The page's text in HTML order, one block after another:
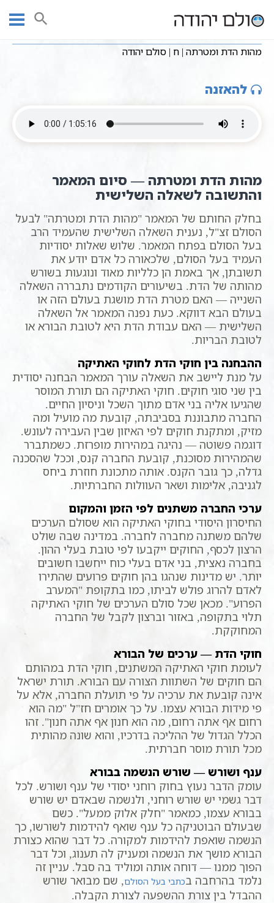
עמוד ראשי שיעורי וידאו
מהות הדת ומטרתה
מהות הדת ומטרתה | ח | סולם יהודה
מהות הדת ומטרתה | ח | סולם יהודה
להאזנה
מהות הדת ומטרתה — סיום המאמר
והתשובה לשאלה השלישית
בחלק החותם של המאמר "מהות הדת ומטרתה" לבעל
הסולם זצ"ל, נענית השאלה השלישית שהעמיד הרב
בעל הסולם בפתח המאמר. שלוש שאלות יסודיות
העמיד בעל הסולם, שלכאורה כל אדם יודע את
תשובתן, אך באמת הן כלליות מאוד ונוגעות בשורש
מהותה של הדת. בשיעורים הקודמים נתבררה השאלה
השנייה — האם מטרת הדת מושגת בעולם הזה או
בעולם הבא דווקא. כעת נפנה המאמר אל השאלה
השלישית — האם עבודת הדת היא לטובת הבורא או
לטובת הבריות.
ההבחנה בין חוקי הדת לחוקי האתיקה
על מנת ליישב את השאלה עורך המאמר הבחנה יסודית
בין שני סוגי חוקים. חוקי האתיקה הם תורת המוסר
שהגיעו אליה בני אדם מתוך השכל וניסיון החיים.
החברה מתבוננת בסביבתה, קובעת מה מועיל ומה
מזיק, ומתקנת חוקים לפי האיזון שבין העבירה לעונש.
דוגמה פשוטה — נהיגה במהירות מופרזת. כשמתברר
שהמהירות מסוכנת, קובעת החברה קנס, וככל שהסכנה
גדלה, כך גובר הקנס. אותה מתכונת חוזרת ביחס
לגניבה, אלימות ושאר העוולות החברתיות.
ערכי החברה משתנים לפי הזמן והמקום
החיסרון היסודי בחוקי האתיקה הוא שסולם הערכים
שלהם משתנה מחברה לחברה. במדינה שבה שולט
הרצון לכסף, החוקים ייקבעו לפי טובת בעלי ההון.
בחברה נאצית, בני אדם בעלי כוח ייחשבו חשובים
יותר. יש מדינות שנהגו בהן חוקים פרועים שהתירו
לאדם להרוג פולש לביתו, כמו בתקופת "המערב
הפרוע". מכאן שכל סולם הערכים של חוקי האתיקה
תלוי בתקופה, באזור וברצון לקבל של החברה
המחוקקת.
חוקי הדת — ערכים של הבורא
לעומת חוקי האתיקה המשתנים, חוקי הדת במהותם
הם חוקים של השתוות הצורה עם הבורא. תורת ישראל
אינה קובעת את ערכיה על פי תועלת החברה, אלא על
פי מידות הבורא עצמו. על כך אומרים חז"ל "מה הוא
רחום אף אתה רחום, מה הוא חנון אף אתה חנון". זהו
הכלל הגדול של ההליכה בדרכיו, והוא שונה מהותית
מכל תורת מוסר חברתית.
ענף ושורש — שורש הנשמה בבורא
עומק הדבר נעוץ בחוק רוחני יסודי של ענף ושורש. לכל
דבר גשמי יש שורש רוחני, ולנשמה שבאדם יש שורש
בבורא עצמו, כמאמר "חלק אלוק ממעל". כשם
שבעולם הבוטניקה כל ענף שואף להידמות לשורשו, כך
הנשמה שואפת להידמות למקורה. כל דבר שהוא כצורת
הבורא מושך את הנשמה ומעניק לה תענוג, וכל דבר
הפוך ממנו — דוחה אותה ומוליד בה סבל. עניין זה
נלמד בהרחבה בכתבי בעל הסולם, שם מבואר שורש
ההבדל בין צורת ההשפעה לצורת הקבלה.